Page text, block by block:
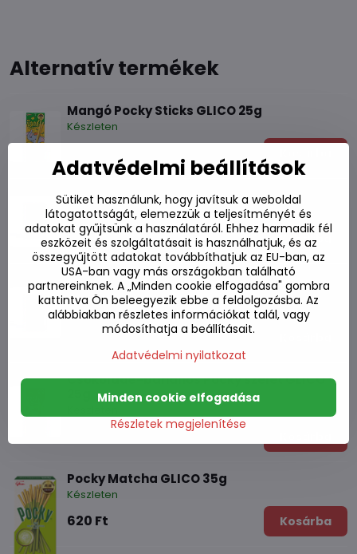
Alternatív termékek
Mangó Pocky Sticks GLICO 25g
Készleten
Latte szelet TOKIMEKI 40g
Készleten
550 Ft Kosárba
Fehér barackos joghurt szelet TOKIMEKI
40g
Készleten
550 Ft
Csokoládé-banános Pocky szelet GLICO
Pocky Matcha GLICO 35g
Készleten
620 Ft Kosárba
Adatvédelmi beállítások
Sütiket használunk, hogy javítsuk a weboldal
látogatottságát, elemezzük a teljesítményét és
adatokat gyűjtsünk a használatáról. Ehhez harmadik fél
eszközeit és szolgáltatásait is használhatjuk, és az
összegyűjtött adatokat továbbíthatjuk az EU-ban, az
USA-ban vagy más országokban található
partnereinknek. A „Minden cookie elfogadása" gombra
kattintva Ön beleegyezik ebbe a feldolgozásba. Az
alábbiakban részletes információkat talál, vagy
módosíthatja a beállításait.
Adatvédelmi nyilatkozat
Részletek megjelenítése
Minden cookie elfogadása